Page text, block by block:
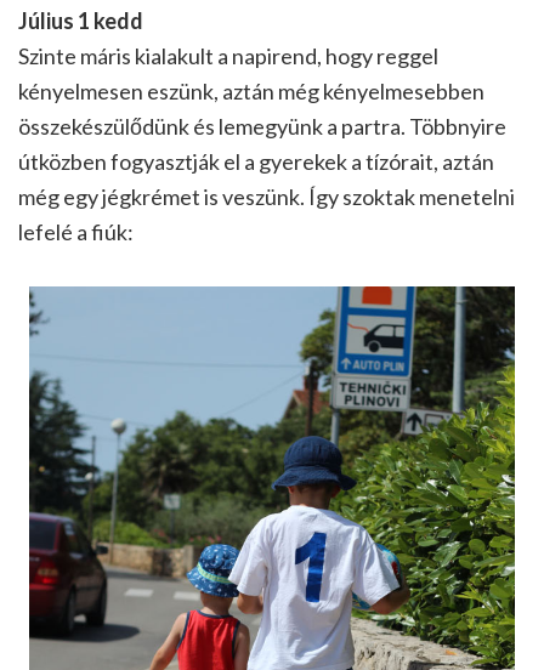
Július 1 kedd
Szinte máris kialakult a napirend, hogy reggel
kényelmesen eszünk, aztán még kényelmesebben
összekészülődünk és lemegyünk a partra. Többnyire
útközben fogyasztják el a gyerekek a tízórait, aztán
még egy jégkrémet is veszünk. Így szoktak menetelni
lefelé a fiúk: